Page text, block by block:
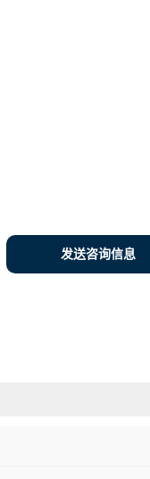
发送咨询信息